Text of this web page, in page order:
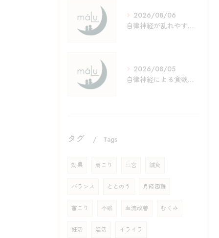
2026/08/06
自律神経が乱れやすい夏休みの原因と体調管理のポイント徹底解説
2026/08/05
自律神経による食欲低下の原因と実践しやすいセルフケア徹底ガイド
タグ Tags
効果 肩こり 三宮 鍼灸
バランス ととのう 月経困難
首こり 不眠 血流改善 むくみ
妊活 温活 イライラ